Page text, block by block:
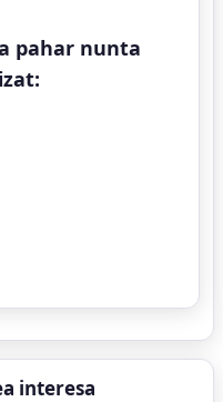
pahar nunta
interesa